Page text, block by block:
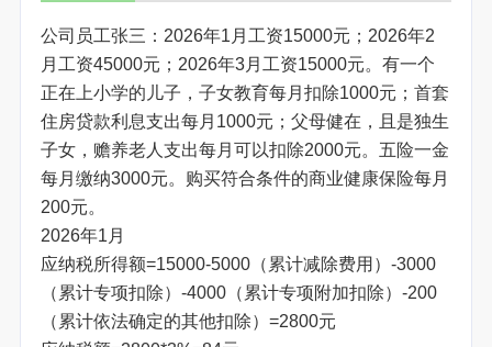
公司员工张三：2026年1月工资15000元；2026年2
月工资45000元；2026年3月工资15000元。有一个
正在上小学的儿子，子女教育每月扣除1000元；首套
住房贷款利息支出每月1000元；父母健在，且是独生
子女，赡养老人支出每月可以扣除2000元。五险一金
每月缴纳3000元。购买符合条件的商业健康保险每月
200元。
2026年1月
应纳税所得额=15000-5000（累计减除费用）-3000
（累计专项扣除）-4000（累计专项附加扣除）-200
（累计依法确定的其他扣除）=2800元